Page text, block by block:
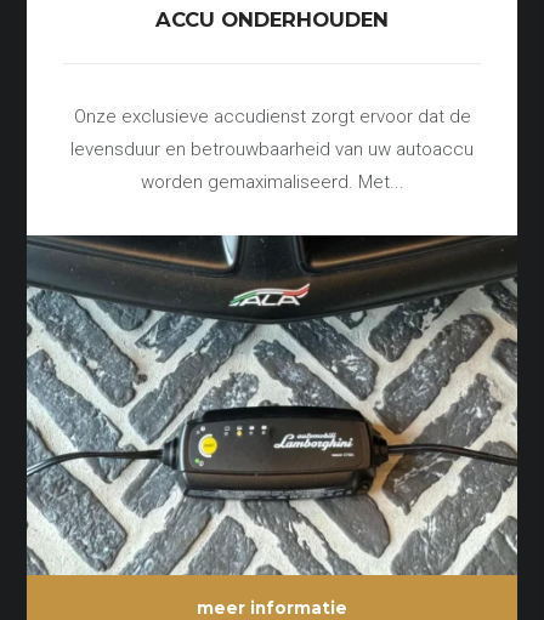
ACCU ONDERHOUDEN
Onze exclusieve accudienst zorgt ervoor dat de
levensduur en betrouwbaarheid van uw autoaccu
worden gemaximaliseerd. Met...
meer informatie